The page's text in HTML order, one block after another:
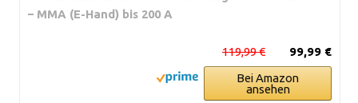
– MMA (E-Hand) bis 200 A
99,99 €
119,99 €
Bei Amazon
ansehen